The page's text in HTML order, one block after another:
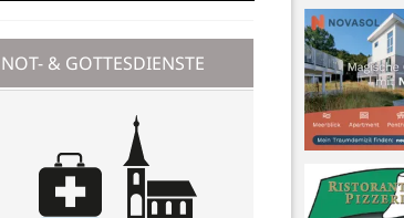
NOT- & GOTTESDIENSTE